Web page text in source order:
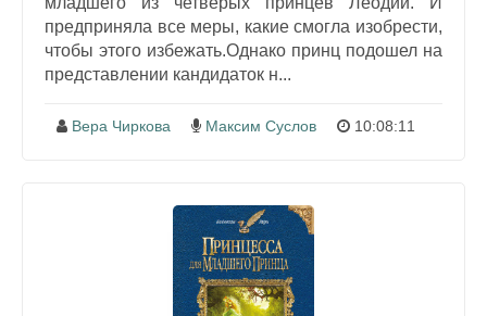
предприняла все меры, какие смогла изобрести,
чтобы этого избежать.Однако принц подошел на
представлении кандидаток н...
Вера Чиркова Максим Суслов 10:08:11